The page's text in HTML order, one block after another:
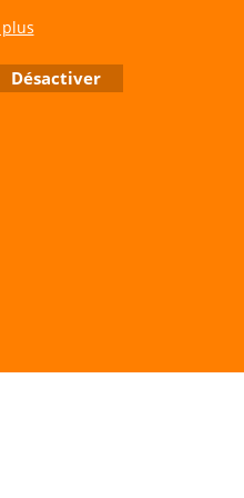
uniquement sur rendez-vous
jours sauf le Dimanche et jours fériés
Désactiver